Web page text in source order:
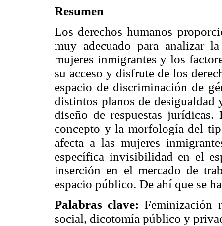
Resumen
Los derechos humanos
muy adecuado para analizar
mujeres inmigrantes y los
su acceso y disfrute de los
espacio de discriminación de
distintos planos de desigualdad
diseño de respuestas
concepto y la morfología del
afecta a las mujeres
específica invisibilidad en el
inserción en el mercado de
espacio público. De ahí que se
Palabras clave: Feminización
social, dicotomía público y